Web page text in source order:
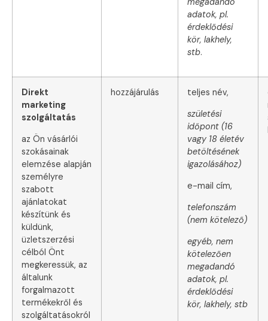
adatok, pl.
érdeklődési
kör, lakhely,
stb.
Direkt
marketing
szolgáltatás
az Ön vásárlói
szokásainak
elemzése alapján
személyre
szabott
ajánlatokat
készítünk és
küldünk,
üzletszerzési
célból Önt
megkeressük, az
általunk
forgalmazott
termékekről és
szolgáltatásokról
hozzájárulás
teljes név,
születési
időpont (16
vagy 18 életév
betöltésének
igazolásához)
e-mail cím,
telefonszám
(nem kötelező)
egyéb, nem
kötelezően
megadandó
adatok, pl.
érdeklődési
kör, lakhely, stb